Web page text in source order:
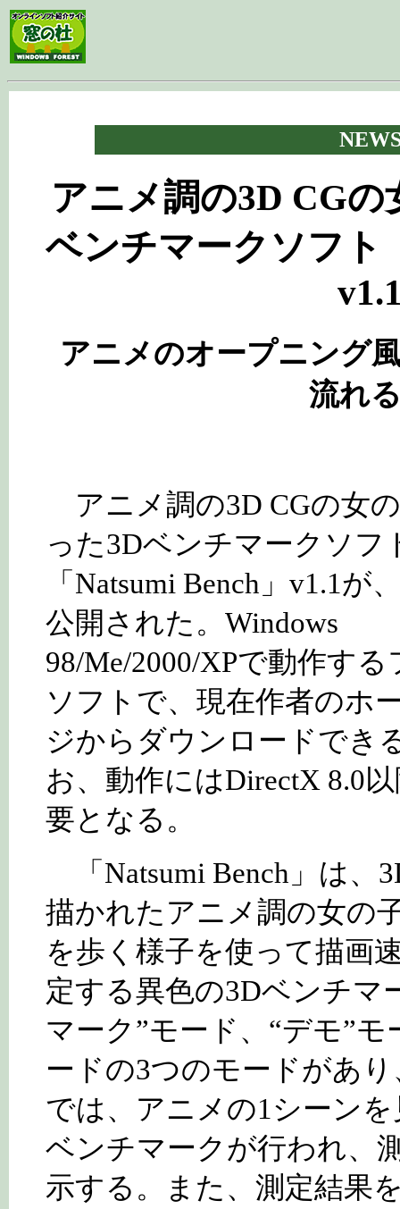
アニメ調の3D CG
ベンチマークソフト
アニメのオープニング
流れ
アニメ調の3D CGの女
った3Dベンチマークソフ
「Natsumi Bench」v1.1が
公開された。Windows
98/Me/2000/XPで動作する
ソフトで、現在作者のホ
ジからダウンロードでき
お、動作にはDirectX 8.0
要となる。
「Natsumi Bench」は、
描かれたアニメ調の女の
を歩く様子を使って描画
定する異色の3Dベンチマ
マーク”モード、“デモ”
ードの3つのモードがあ
では、アニメの1シーン
ベンチマークが行われ、
示する。また、測定結果